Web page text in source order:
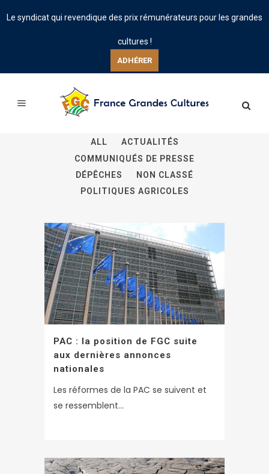
Le syndicat qui revendique des prix rémunérateurs pour les grandes
cultures !
ADHÉRER
ALL
ACTUALITÉS
COMMUNIQUÉS DE PRESSE
DÉPÊCHES
NON CLASSÉ
POLITIQUES AGRICOLES
PAC : la position de FGC suite
aux dernières annonces
nationales
Les réformes de la PAC se suivent et
se ressemblent...